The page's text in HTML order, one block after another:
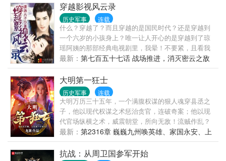
穿越影视风云录
历史军事 连载
什么？穿越了？而且穿越的是国民时代？还是穿越到
一个六岁的小孩身上？唯一让人开心的是穿越到了琼
瑶阿姨的那部经典电视剧里，我晕！不要紧，且看我
神奇功法龙皇诀！小鸟变大鸟，于是，小孩的身体，
却拥有了成年人的心理与功能。姐姐们，成熟艳妇
们，太太们，国民美女们，个个都等着我去拯救！不
一样的时代，一样的**，主角就是牛逼的，其它的该打
酱油就拿着瓶子，去吧！ 且看穿越影视风云录，给您
带来不一样的读书体验。。这是一部架空历史的作
品，这是一部纯粹YY的之作，如有雷同，实属巧合，
不必深究，认真你就输了。
最新： 第七百五十七话 战场推进，消灭密云之敌
大明第一狂士
历史军事 连载
大明万历三十五年，一个满腹权谋的狠人魂穿县丞之
子，他以现代权谋之术惩治贪官，连破奇案；他以现
代官场纵横之术，威震朝堂，所向无敌！流贼作乱？
女真满万不可敌？在我的强兵之下，全是韭菜！重铸
大明，威加四海，缔造一个前所未有的盛世！
最新： 第2316章 巍巍九州唤英雄、家国永安、上
有苍穹
抗战：从周卫国参军开始